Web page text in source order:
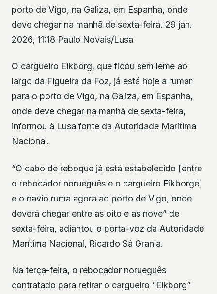
porto de Vigo, na Galiza, em Espanha, onde
deve chegar na manhã de sexta-feira. 29 jan.
2026, 11:18 Paulo Novais/Lusa
O cargueiro Eikborg, que ficou sem leme ao
largo da Figueira da Foz, já está hoje a rumar
para o porto de Vigo, na Galiza, em Espanha,
onde deve chegar na manhã de sexta-feira,
informou à Lusa fonte da Autoridade Marítima
Nacional.
“O cabo de reboque já está estabelecido [entre
o rebocador norueguês e o cargueiro Eikborge]
e o navio ruma agora ao porto de Vigo, onde
deverá chegar entre as oito e as nove” de
sexta-feira, adiantou o porta-voz da Autoridade
Marítima Nacional, Ricardo Sá Granja.
Na terça-feira, o rebocador norueguês
contratado para retirar o cargueiro “Eikborg”